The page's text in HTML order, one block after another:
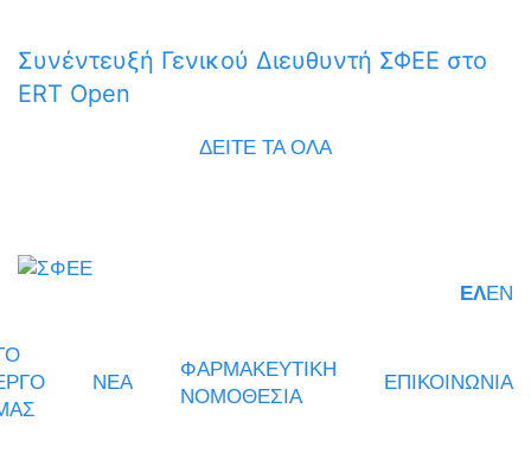
Συνέντευξή Γενικού Διευθυντή ΣΦΕΕ στο
ERT Open
ΔΕΙΤΕ ΤΑ ΟΛΑ
ΕΛEN
ΝΕΑ
ΦΑΡΜΑΚΕΥΤΙΚΗ
ΝΟΜΟΘΕΣΙΑ
ΕΠΙΚΟΙΝΩΝΙΑ